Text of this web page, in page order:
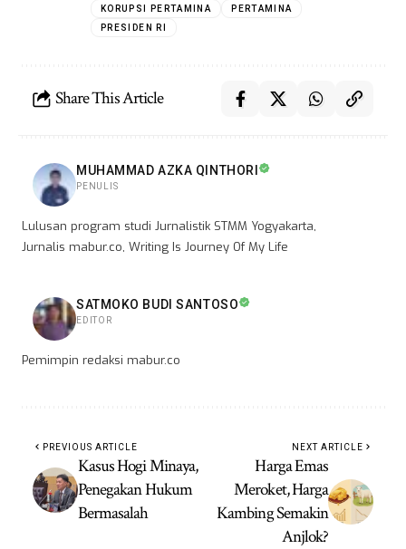
KORUPSI PERTAMINA
PERTAMINA
PRESIDEN RI
Share This Article
MUHAMMAD AZKA QINTHORI
PENULIS
Lulusan program studi Jurnalistik STMM Yogyakarta,
Jurnalis mabur.co, Writing Is Journey Of My Life
SATMOKO BUDI SANTOSO
EDITOR
Pemimpin redaksi mabur.co
PREVIOUS ARTICLE
Kasus Hogi Minaya,
Penegakan Hukum
Bermasalah
NEXT ARTICLE
Harga Emas
Meroket, Harga
Kambing Semakin
Anjlok?